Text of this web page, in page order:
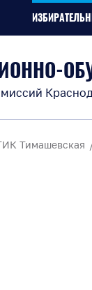
Тимашевская